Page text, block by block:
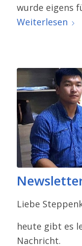
wurde eigens
Weiterlesen
Liebe
heute gibt es
Nachricht.